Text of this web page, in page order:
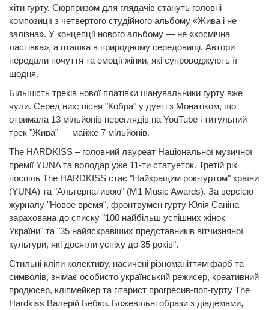
хіти гурту. Сюрпризом для глядачів стануть головні
композиції з четвертого студійного альбому «Жива і не
залізна». У концепції нового альбому — не «космічна
ластівка», а пташка в природному середовищі. Автори
передали почуття та емоції жінки, які супроводжують її
щодня.
Більшість треків нової платівки шанувальники гурту вже
чули. Серед них: пісня "Кобра" у дуеті з Монатіком, що
отримала 13 мільйонів переглядів на YouTube і титульний
трек "Жива" — майже 7 мільйонів.
The HARDKISS – головний лауреат Національної музичної
премії YUNA та володар уже 11-ти статуеток. Третій рік
поспіль The HARDKISS стає "Найкращим рок-гуртом" країни
(YUNA) та "Альтернативою" (M1 Music Awards). За версією
журналу "Новое время", фронтвумен гурту Юлія Саніна
зарахована до списку "100 найбільш успішних жінок
України" та "35 найяскравіших представників вітчизняної
культури, які досягли успіху до 35 років".
Стильні кліпи колективу, насичені різноманіттям фарб та
символів, знімає особисто український режисер, креативний
продюсер, кліпмейкер та гітарист прогресив-поп-гурту The
Hardkiss Валерій Бебко. Божевільні образи з діадемами,